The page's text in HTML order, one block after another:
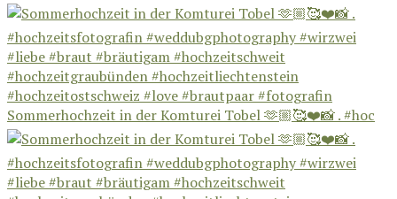
Sommerhochzeit in der Komturei Tobel 🫶🏼🥰❤️📸 . #hoc